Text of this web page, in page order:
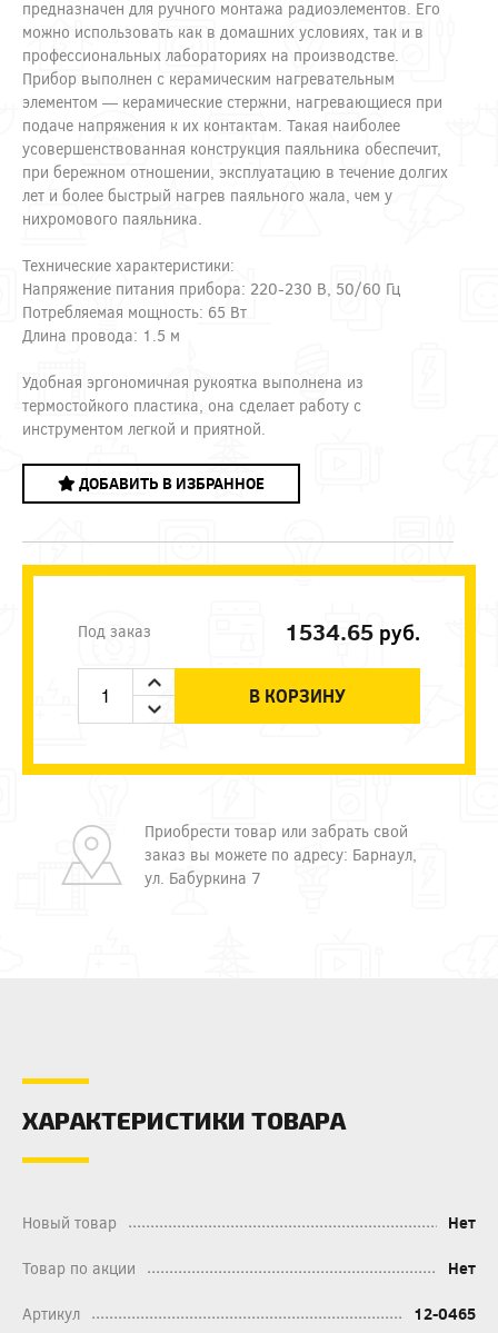
предназначен для ручного монтажа радиоэлементов. Его
можно использовать как в домашних условиях, так и в
профессиональных лабораториях на производстве.
Прибор выполнен с керамическим нагревательным
элементом — керамические стержни, нагревающиеся при
подаче напряжения к их контактам. Такая наиболее
усовершенствованная конструкция паяльника обеспечит,
при бережном отношении, эксплуатацию в течение долгих
лет и более быстрый нагрев паяльного жала, чем у
нихромового паяльника.
Технические характеристики:
Напряжение питания прибора: 220-230 В, 50/60 Гц
Потребляемая мощность: 65 Вт
Длина провода: 1.5 м
Удобная эргономичная рукоятка выполнена из
термостойкого пластика, она сделает работу с
инструментом легкой и приятной.
ДОБАВИТЬ В ИЗБРАННОЕ
Под заказ 1534.65 руб.
В КОРЗИНУ
Приобрести товар или забрать свой
заказ вы можете по адресу: Барнаул,
ул. Бабуркина 7
ХАРАКТЕРИСТИКИ ТОВАРА
Новый товар Нет
Товар по акции Нет
Артикул 12-0465